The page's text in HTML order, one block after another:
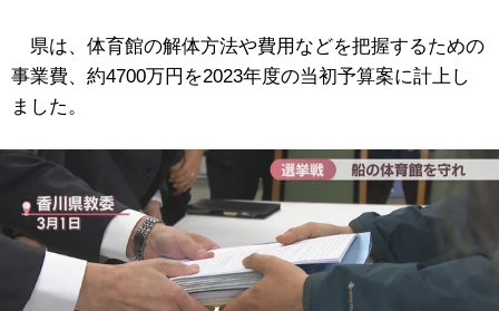
県は、体育館の解体方法や費用などを把握するための
事業費、約4700万円を2023年度の当初予算案に計上し
ました。